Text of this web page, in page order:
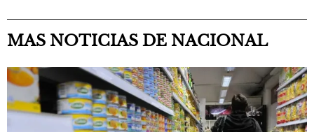
MAS NOTICIAS DE NACIONAL